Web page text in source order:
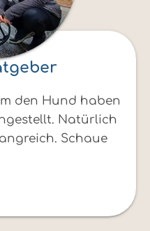
den Hund haben
Natürlich
Schaue